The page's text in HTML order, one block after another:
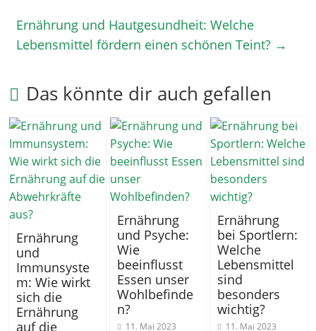
Ernährung und Hautgesundheit: Welche
Lebensmittel fördern einen schönen Teint? →
Das könnte dir auch gefallen
Ernährung
und
Immunsyste
m: Wie wirkt
sich die
Ernährung
auf die
Ernährung
und Psyche:
Wie
beeinflusst
Essen unser
Wohlbefinde
n?
11. Mai 2023
Ernährung
bei Sportlern:
Welche
Lebensmittel
sind
besonders
wichtig?
11. Mai 2023